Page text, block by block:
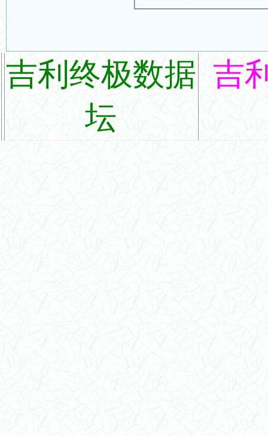
吉利终极数据
坛
吉